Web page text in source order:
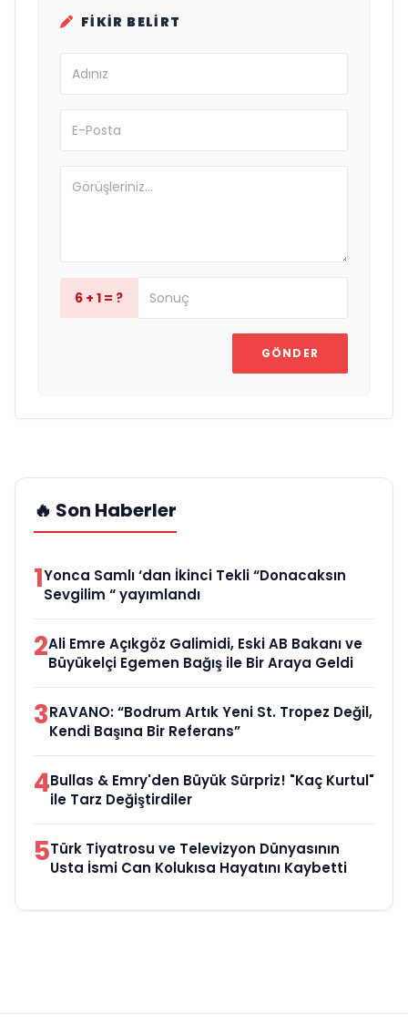
FIKIR BELIRT
6 + 1 = ?
GÖNDER
🔥 Son Haberler
1Yonca Samlı ‘dan İkinci Tekli “Donacaksın
Sevgilim “ yayımlandı
2Ali Emre Açıkgöz Galimidi, Eski AB Bakanı ve
Büyükelçi Egemen Bağış ile Bir Araya Geldi
3RAVANO: “Bodrum Artık Yeni St. Tropez Değil,
Kendi Başına Bir Referans”
4Bullas & Emry'den Büyük Sürpriz! "Kaç Kurtul"
ile Tarz Değiştirdiler
5Türk Tiyatrosu ve Televizyon Dünyasının
Usta İsmi Can Kolukısa Hayatını Kaybetti